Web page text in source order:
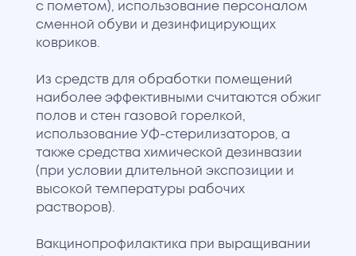
с пометом), использование персоналом
сменной обуви и дезинфицирующих
ковриков.
Из средств для обработки помещений
наиболее эффективными считаются обжиг
полов и стен газовой горелкой,
использование УФ-стерилизаторов, а
также средства химической дезинвазии
(при условии длительной экспозиции и
высокой температуры рабочих
растворов).
Вакцинопрофилактика при выращивании